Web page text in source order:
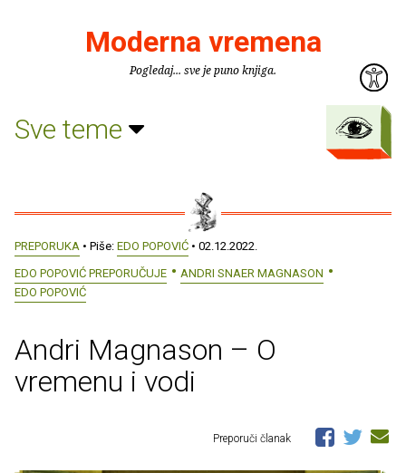
Moderna vremena
Pogledaj... sve je puno knjiga.
Sve teme
PREPORUKA • Piše: EDO POPOVIĆ • 02.12.2022.
EDO POPOVIĆ PREPORUČUJE
ANDRI SNAER MAGNASON
EDO POPOVIĆ
Andri Magnason – O
vremenu i vodi
Preporuči članak